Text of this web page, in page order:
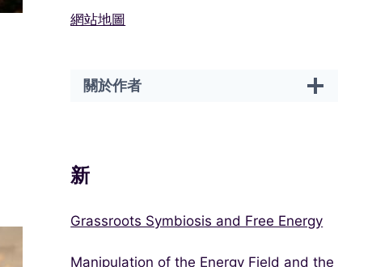
網站地圖
關於作者
新
Grassroots Symbiosis and Free Energy
Manipulation of the Energy Field and the